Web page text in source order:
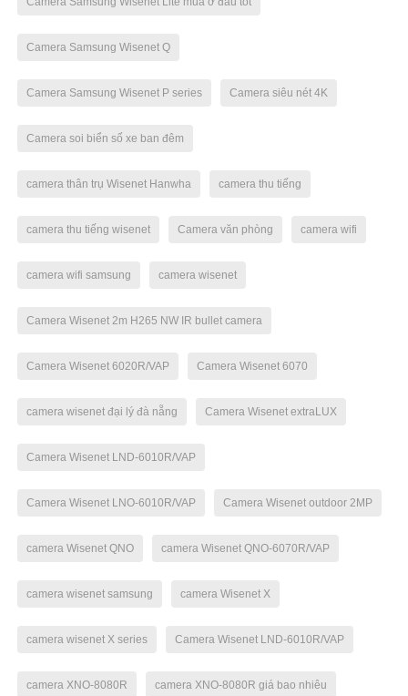
Camera Samsung Wisenet Q
Camera Samsung Wisenet P series Camera siêu nét 4K
Camera soi biển số xe ban đêm
camera thân trụ Wisenet Hanwha camera thu tiếng
camera thu tiếng wisenet Camera văn phòng camera wifi
camera wifi samsung camera wisenet
Camera Wisenet 2m H265 NW IR bullet camera
Camera Wisenet 6020R/VAP Camera Wisenet 6070
camera wisenet đại lý đà nẵng Camera Wisenet extraLUX
Camera Wisenet LND-6010R/VAP
Camera Wisenet LNO-6010R/VAP Camera Wisenet outdoor 2MP
camera Wisenet QNO camera Wisenet QNO-6070R/VAP
camera wisenet samsung camera Wisenet X
camera wisenet X series Camera Wisenet LND-6010R/VAP
camera XNO-8080R camera XNO-8080R giá bao nhiêu